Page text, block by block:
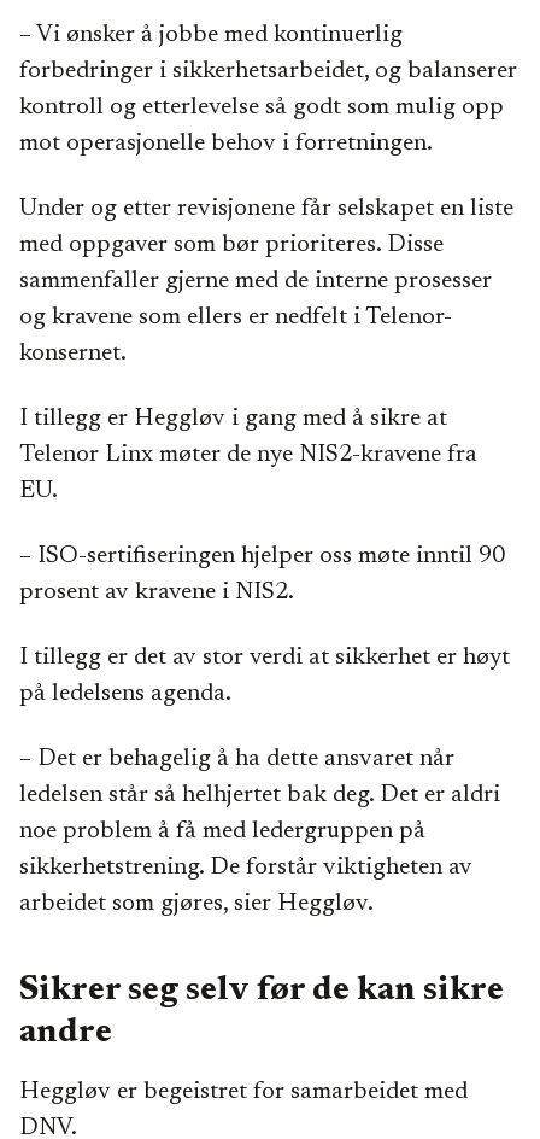
– Vi ønsker å jobbe med kontinuerlig
forbedringer i sikkerhetsarbeidet, og balanserer
kontroll og etterlevelse så godt som mulig opp
mot operasjonelle behov i forretningen.
Under og etter revisjonene får selskapet en liste
med oppgaver som bør prioriteres. Disse
sammenfaller gjerne med de interne prosesser
og kravene som ellers er nedfelt i Telenor-
konsernet.
I tillegg er Heggløv i gang med å sikre at
Telenor Linx møter de nye NIS2-kravene fra
EU.
– ISO-sertifiseringen hjelper oss møte inntil 90
prosent av kravene i NIS2.
I tillegg er det av stor verdi at sikkerhet er høyt
på ledelsens agenda.
– Det er behagelig å ha dette ansvaret når
ledelsen står så helhjertet bak deg. Det er aldri
noe problem å få med ledergruppen på
sikkerhetstrening. De forstår viktigheten av
arbeidet som gjøres, sier Heggløv.
Sikrer seg selv før de kan sikre
andre
Heggløv er begeistret for samarbeidet med
DNV.